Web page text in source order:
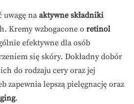
uwagę naaktywne składniki
Kremy wzbogacone o retinol
efektywne dla osób
się skóry. Dokładny dobór
do rodzaju cery oraz jej
zapewnia lepszą pielęgnację oraz
.